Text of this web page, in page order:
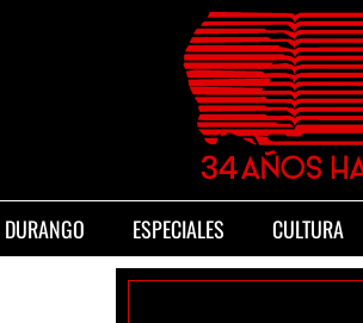
DURANGO ESPECIALES CULTURA